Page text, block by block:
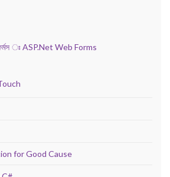
ফর্মস ঃ ASP.Net Web Forms
for Good Cause